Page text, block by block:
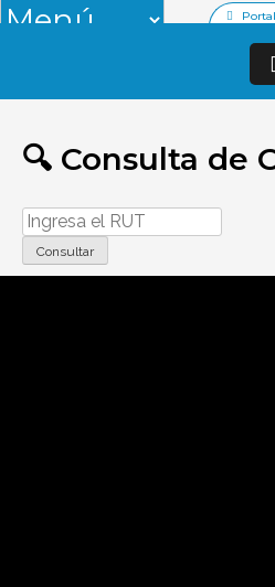
🔍 Consulta de